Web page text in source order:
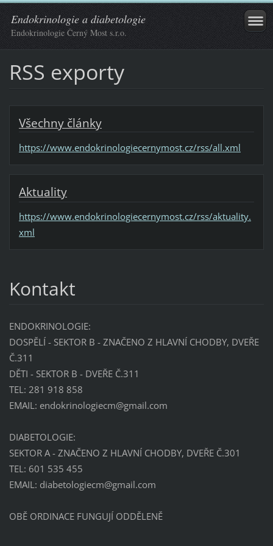
Endokrinologie a diabetologie
Endokrinologie Černý Most s.r.o.
RSS exporty
Všechny články
https://www.endokrinologiecernymost.cz/rss/all.xml
Aktuality
https://www.endokrinologiecernymost.cz/rss/aktuality.
xml
Kontakt
ENDOKRINOLOGIE:
DOSPĚLÍ - SEKTOR B - ZNAČENO Z HLAVNÍ CHODBY, DVEŘE
Č.311
DĚTI - SEKTOR B - DVEŘE Č.311
TEL: 281 918 858
EMAIL: endokrinologiecm@gmail.com
DIABETOLOGIE:
SEKTOR A - ZNAČENO Z HLAVNÍ CHODBY, DVEŘE Č.301
TEL: 601 535 455
EMAIL: diabetologiecm@gmail.com
OBĚ ORDINACE FUNGUJÍ ODDĚLENĚ